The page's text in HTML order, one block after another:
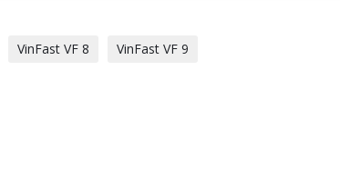
VinFast VF 8 VinFast VF 9